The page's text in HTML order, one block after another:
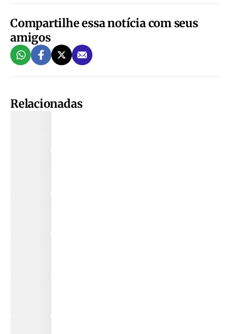
Compartilhe essa notícia com seus
amigos
Relacionadas